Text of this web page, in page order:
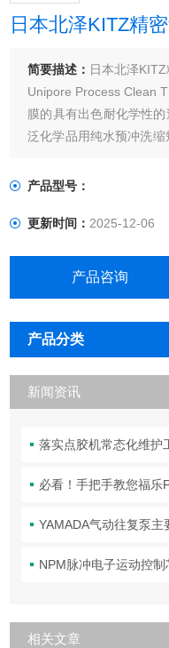
日本北泽KITZ精
简要描述： 日本北泽
Unipore Process Clean
膜的具有出色耐化学性
泛化学品用纯水预冲洗
的孔径可供选择，从预过
产品型号：
更新时间：2025-12-06
产品咨询
产品分类
新闻资讯
必看！手把手教您福乐
YAMADA气动往复泵
NPM脉冲电子运动控
相关文章